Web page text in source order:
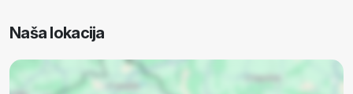
Naša lokacija